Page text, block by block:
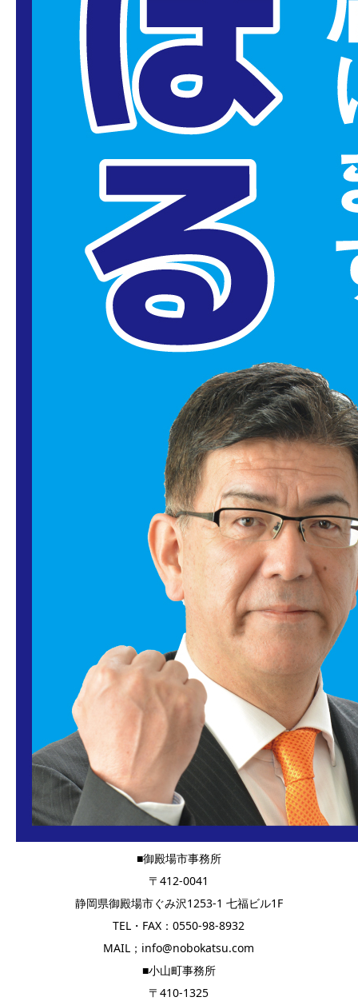
■御殿場市事務所
〒412-0041
静岡県御殿場市ぐみ沢1253-1 七福ビル1F
TEL・FAX：0550-98-8932
MAIL；info@nobokatsu.com
■小山町事務所
〒410-1325